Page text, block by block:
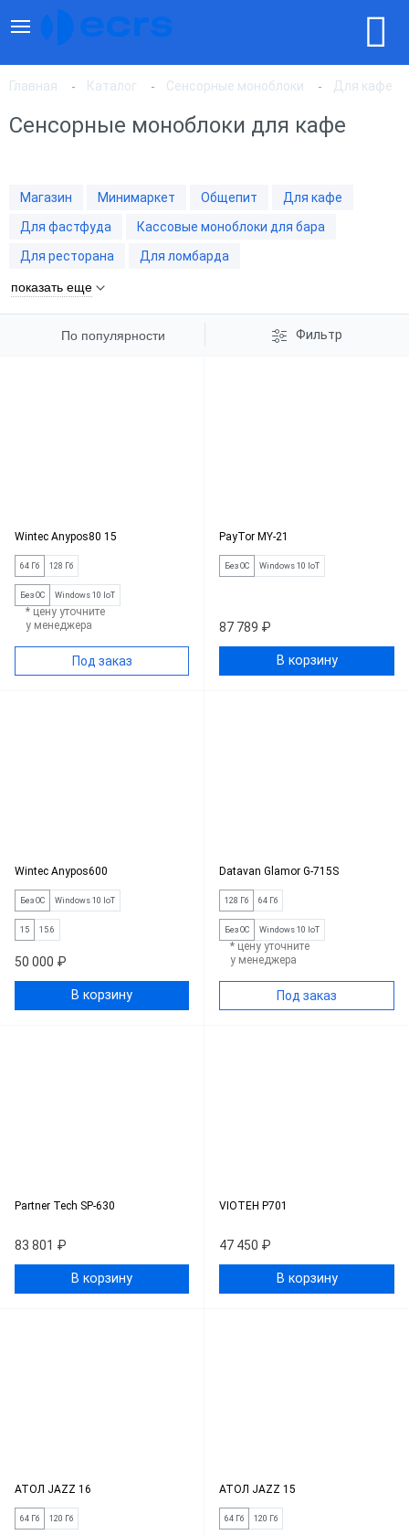
Главная Каталог Сенсорные моноблоки Для кафе
Сенсорные моноблоки для кафе
Магазин Минимаркет Общепит
Для кафе
Для фастфуда
Кассовые моноблоки для бара
Для ресторана
Для ломбарда
показать еще
По популярности Фильтр
По цене, по возрастанию
Wintec Anypos80 15
64 Гб 128 Гб
Без ОС Windows 10 IoT
* цену уточните
у менеджера
Под заказ
PayTor MY-21
Без ОС Windows 10 IoT
87 789 ₽
В корзину
Wintec Anypos600
Без ОС Windows 10 IoT
15 15.6
50 000 ₽
В корзину
Datavan Glamor G-715S
128 Гб 64 Гб
Без ОС Windows 10 IoT
* цену уточните
у менеджера
Под заказ
Partner Tech SP-630
83 801 ₽
В корзину
VIOTEH P701
47 450 ₽
В корзину
АТОЛ JAZZ 16
64 Гб 120 Гб
АТОЛ JAZZ 15
64 Гб 120 Гб